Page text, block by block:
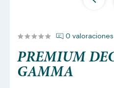
0 valoraciones
PREMIUM
GAMMA